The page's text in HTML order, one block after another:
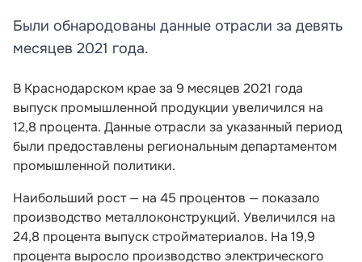
Были обнародованы данные отрасли за девять
месяцев 2021 года.
В Краснодарском крае за 9 месяцев 2021 года
выпуск промышленной продукции увеличился на
12,8 процента. Данные отрасли за указанный период
были предоставлены региональным департаментом
промышленной политики.
Наибольший рост — на 45 процентов — показало
производство металлоконструкций. Увеличился на
24,8 процента выпуск стройматериалов. На 19,9
процента выросло производство электрического